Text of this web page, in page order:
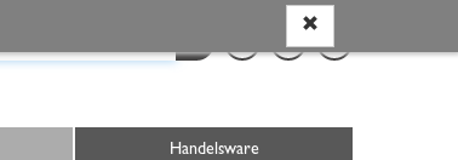
Handelsware